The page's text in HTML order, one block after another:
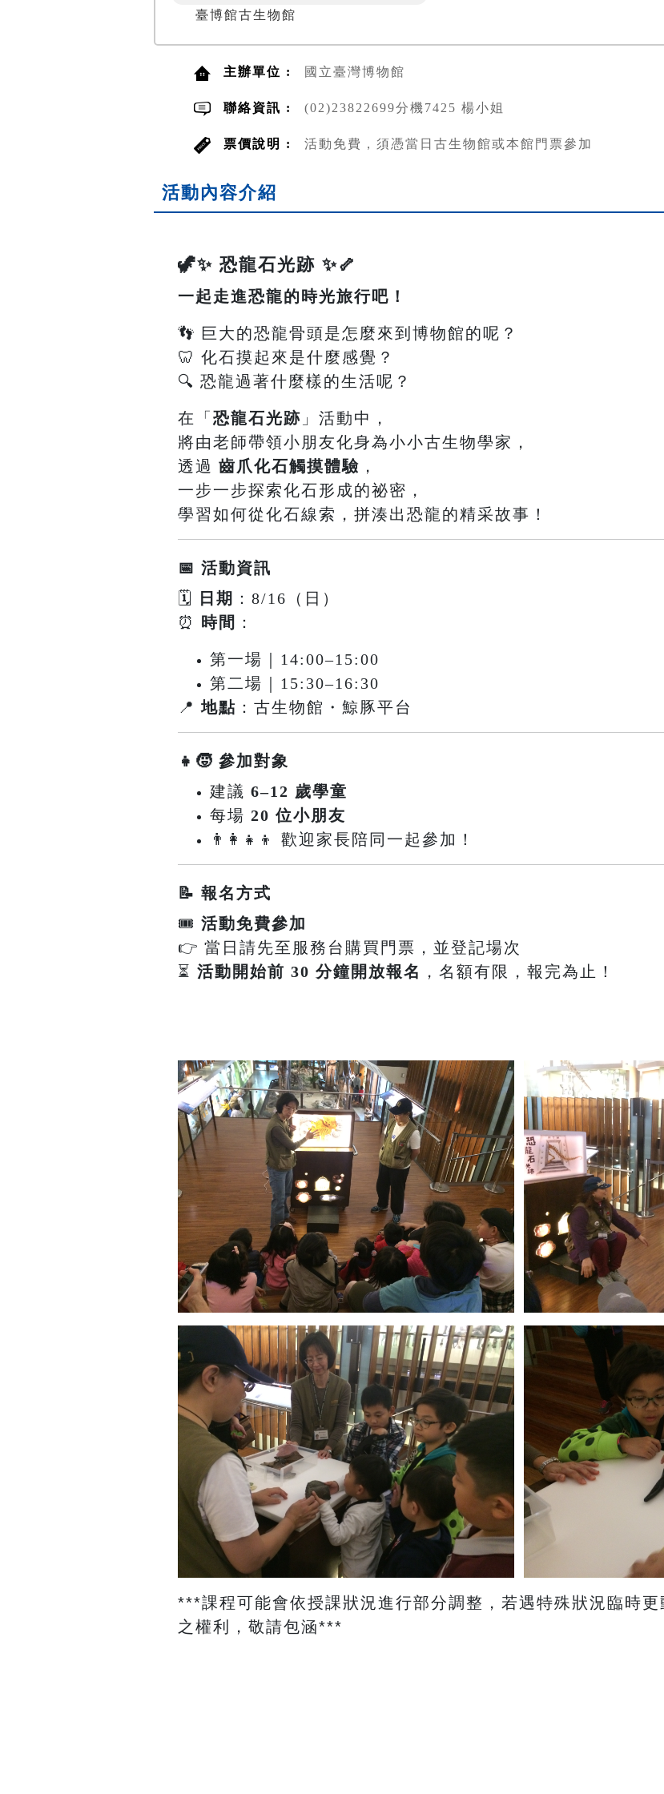
臺博館古生物館
主辦單位 : 國立臺灣博物館
聯絡資訊 : (02)23822699分機7425 楊小姐
票價說明 : 活動免費，須憑當日古生物館或本館門票參加
活動內容介紹
🦖✨ 恐龍石光跡 ✨🦴
一起走進恐龍的時光旅行吧！
👣 巨大的恐龍骨頭是怎麼來到博物館的呢？
🦷 化石摸起來是什麼感覺？
🔍 恐龍過著什麼樣的生活呢？
在「 恐龍石光跡 」活動中，
將由老師帶領小朋友化身為小小古生物學家，
透過 齒爪化石觸摸體驗 ，
一步一步探索化石形成的祕密，
學習如何從化石線索，拼湊出恐龍的精采故事！
📅 活動資訊
🗓
日期 ：8/16（日）
⏰
時間 ：
第一場｜14:00–15:00
第二場｜15:30–16:30
📍地點 ：古生物館・鯨豚平台
👧🧒 參加對象
建議 6–12 歲學童
每場 20 位小朋友
👨‍👩‍👧‍👦 歡迎家長陪同一起參加！
📝 報名方式
🎟 活動免費參加
👉 當日請先至服務台購買門票，並登記場次
⏳ 活動開始前 30 分鐘開放報名 ，名額有限，報完為止！
​***課程可能會依授課狀況進行部分調整，若遇特殊狀況臨時
之權利，敬請包涵***